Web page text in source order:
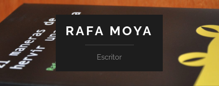
RAFA MOYA
Escritor